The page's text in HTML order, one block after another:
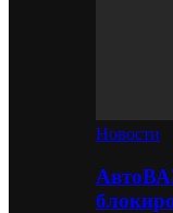
Новости